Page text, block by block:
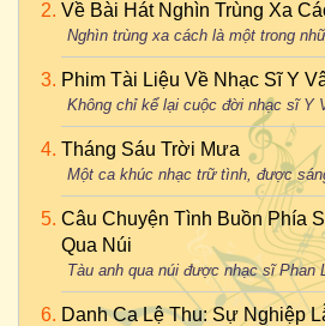
Về Bài Hát Nghìn Trùng Xa
Nghìn trùng xa cách là một trong
Phim Tài Liệu Về Nhạc Sĩ Y
Không chỉ kể lại cuộc đời nhạc sĩ Y
Tháng Sáu Trời Mưa
Một ca khúc nhạc trữ tình, được
Câu Chuyện Tình Buồn Phía
Qua Núi
Tàu anh qua núi được nhạc sĩ Phan
Danh Ca Lệ Thu: Sự Nghiệp